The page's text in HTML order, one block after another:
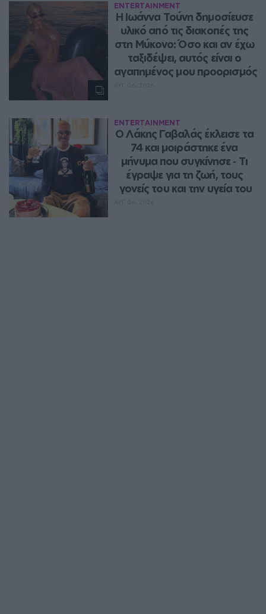
ENTERTAINMENT
Η Ιωάννα Τούνη δημοσίευσε
υλικό από τις διακοπές της
στη Μύκονο: Όσο και αν έχω
ταξιδέψει, αυτός είναι ο
αγαπημένος μου προορισμός
ENTERTAINMENT
Ο Λάκης Γαβαλάς έκλεισε τα
74 και μοιράστηκε ένα
μήνυμα που συγκίνησε ‑ Τι
έγραψε για τη ζωή, τους
γονείς του και την υγεία του